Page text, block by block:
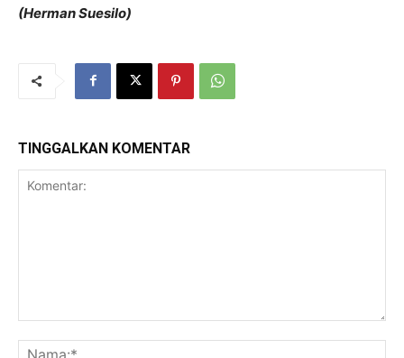
(Herman Suesilo)
TINGGALKAN KOMENTAR